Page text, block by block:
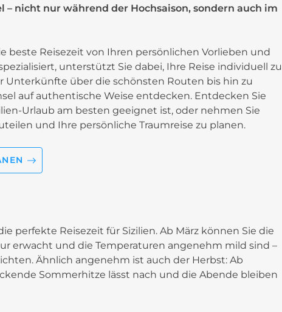
– nicht nur während der Hochsaison, sondern auch im
beste Reisezeit von Ihren persönlichen Vorlieben und
unterstützt Sie dabei, Ihre Reise individuell zu
Unterkünfte über die schönsten Routen bis hin zu
auf authentische Weise entdecken. Entdecken Sie
Urlaub am besten geeignet ist, oder nehmen Sie
und Ihre persönliche Traumreise zu planen.
perfekte Reisezeit für Sizilien. Ab März können Sie die
erwacht und die Temperaturen angenehm mild sind –
Ähnlich angenehm ist auch der Herbst: Ab
Sommerhitze lässt nach und die Abende bleiben